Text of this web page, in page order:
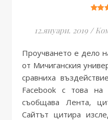
12.януари. 2019 /
Проучването е дело на екипа на д-р Дара Меши
от Мичиганския
сравниха
Facebook с това на
съобщава Лента,
Сайтът цитира